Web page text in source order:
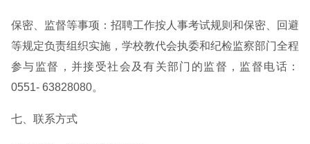
保密、监督等事项：招聘工作按人事考试规则和保密、回避
等规定负责组织实施，学校教代会执委和纪检监察部门全程
参与监督，并接受社会及有关部门的监督，监督电话：
0551- 63828080。
七、联系方式